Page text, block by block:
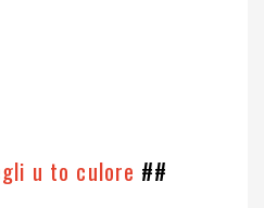
u to culore ##